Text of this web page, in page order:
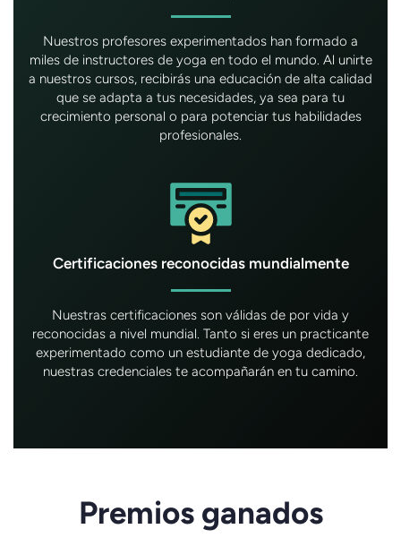
Nuestros profesores experimentados han formado a
miles de instructores de yoga en todo el mundo. Al unirte
a nuestros cursos, recibirás una educación de alta calidad
que se adapta a tus necesidades, ya sea para tu
crecimiento personal o para potenciar tus habilidades
profesionales.
Certificaciones reconocidas mundialmente
Nuestras certificaciones son válidas de por vida y
reconocidas a nivel mundial. Tanto si eres un practicante
experimentado como un estudiante de yoga dedicado,
nuestras credenciales te acompañarán en tu camino.
Premios ganados